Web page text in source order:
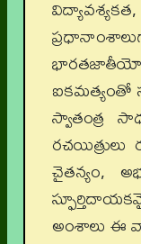
ఐకమత్యంతో
స్వాతంత్ర
చైతన్యం,
అంశాలు ఈ